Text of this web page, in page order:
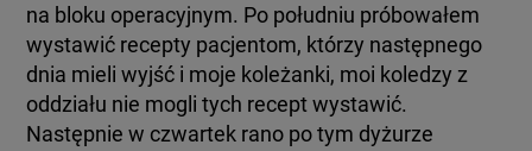
na bloku operacyjnym. Po południu próbowałem
wystawić recepty pacjentom, którzy następnego
dnia mieli wyjść i moje koleżanki, moi koledzy z
oddziału nie mogli tych recept wystawić.
Następnie w czwartek rano po tym dyżurze